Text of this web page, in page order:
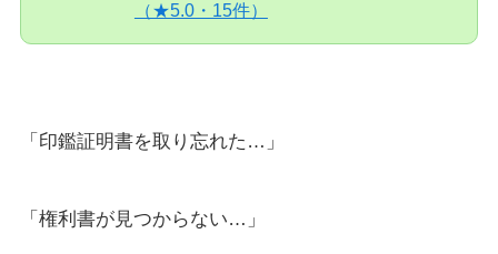
（★5.0・15件）
「印鑑証明書を取り忘れた…」
「権利書が見つからない…」